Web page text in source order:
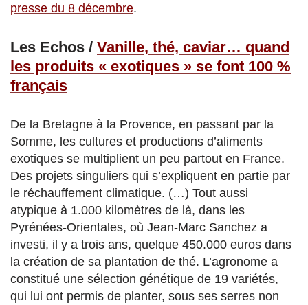
presse du 8 décembre.
Les Echos / Vanille, thé, caviar… quand
les produits « exotiques » se font 100 %
français
De la Bretagne à la Provence, en passant par la
Somme, les cultures et productions d’aliments
exotiques se multiplient un peu partout en France.
Des projets singuliers qui s’expliquent en partie par
le réchauffement climatique. (…) Tout aussi
atypique à 1.000 kilomètres de là, dans les
Pyrénées-Orientales, où Jean-Marc Sanchez a
investi, il y a trois ans, quelque 450.000 euros dans
la création de sa plantation de thé. L’agronome a
constitué une sélection génétique de 19 variétés,
qui lui ont permis de planter, sous ses serres non